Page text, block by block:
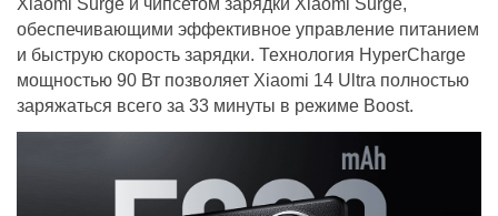
обеспечивающими эффективное управление питанием
и быструю скорость зарядки. Технология HyperCharge
мощностью 90 Вт позволяет Xiaomi 14 Ultra полностью
заряжаться всего за 33 минуты в режиме Boost.